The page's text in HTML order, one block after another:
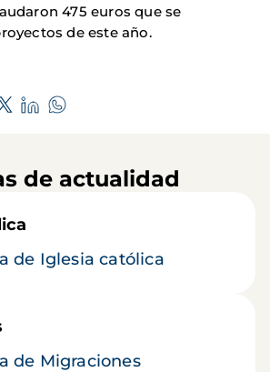
475 euros que se
de este año.
de actualidad
de Iglesia católica
de Migraciones